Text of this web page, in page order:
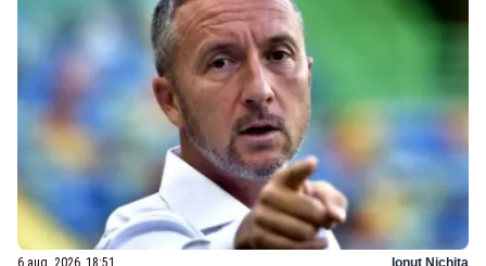
6 aug. 2026, 18:51 Ionuț Nichita